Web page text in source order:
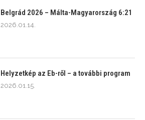
Belgrád 2026 – Málta-Magyarország 6:21
2026.01.14.
Helyzetkép az Eb-ről – a további program
2026.01.15.